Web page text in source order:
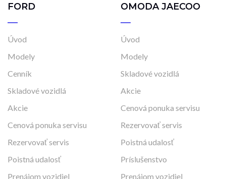
FORD
Úvod
Modely
Cenník
Skladové vozidlá
Akcie
Cenová ponuka servisu
Rezervovať servis
Poistná udalosť
Prenájom vozidiel
OMODA JAECOO
Úvod
Modely
Skladové vozidlá
Akcie
Cenová ponuka servisu
Rezervovať servis
Poistná udalosť
Príslušenstvo
Prenájom vozidiel